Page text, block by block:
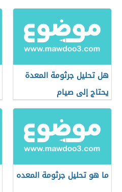
هل تحليل جرثومة المعدة
يحتاج إلى صيام
ما هو تحليل جرثومة المعده